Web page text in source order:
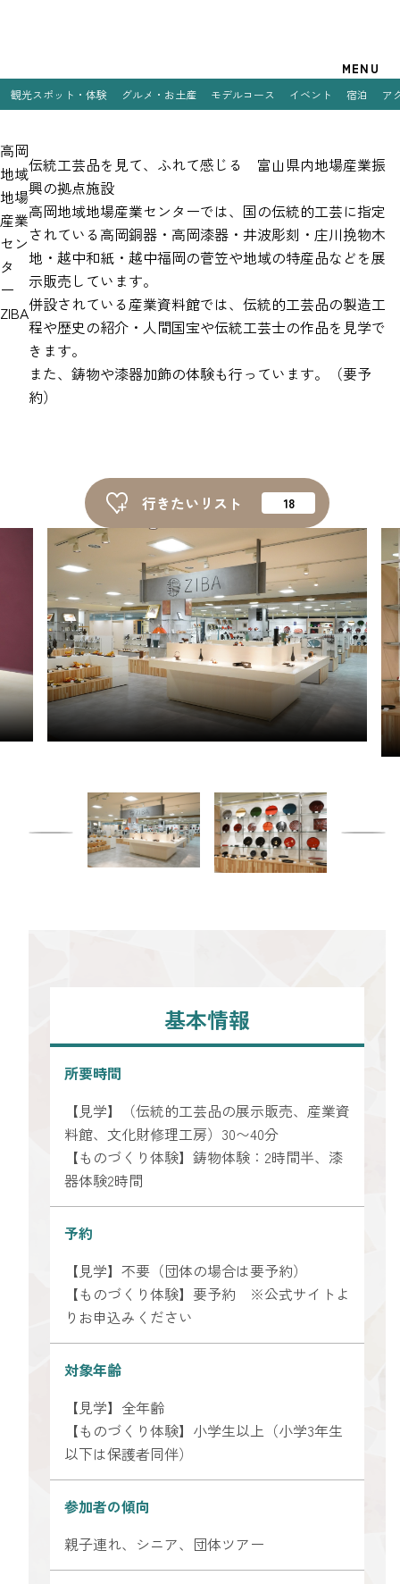
観光スポット・体験 グルメ・お土産 モデルコース イベント 宿泊 ア
高岡
地域
地場
産業
セン
タ
ー
ZIBA
伝統工芸品を見て、ふれて感じる 富山県内地場産業振
興の拠点施設
高岡地域地場産業センターでは、国の伝統的工芸に指定
されている高岡銅器・高岡漆器・井波彫刻・庄川挽物木
地・越中和紙・越中福岡の菅笠や地域の特産品などを展
示販売しています。
併設されている産業資料館では、伝統的工芸品の製造工
程や歴史の紹介・人間国宝や伝統工芸士の作品を見学で
きます。
また、鋳物や漆器加飾の体験も行っています。（要予
約）
行きたいリスト
基本情報
所要時間
【見学】（伝統的工芸品の展示販売、産業資
料館、文化財修理工房）30〜40分
【ものづくり体験】鋳物体験：2時間半、漆
器体験2時間
予約
【見学】不要（団体の場合は要予約）
【ものづくり体験】要予約 ※公式サイトよ
りお申込みください
対象年齢
【見学】全年齢
【ものづくり体験】小学生以上（小学3年生
以下は保護者同伴）
参加者の傾向
親子連れ、シニア、団体ツアー
観光スポット・体験
グルメ・お土産
モデルコース
イベント
宿泊
アクセス
はじめての高岡
地元ライター記事
お得で便利なサービス
観光ガイド
レンタサイクル
MENU